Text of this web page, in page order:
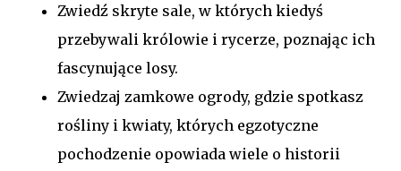
Zwiedź skryte sale, w których kiedyś
przebywali królowie i rycerze, poznając ich
fascynujące losy.
Zwiedzaj zamkowe ogrody, gdzie spotkasz
rośliny i kwiaty, których egzotyczne
pochodzenie opowiada wiele o historii